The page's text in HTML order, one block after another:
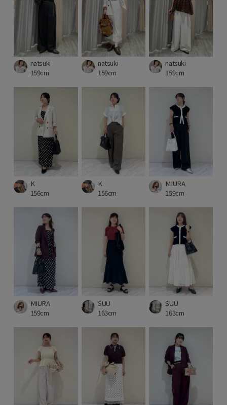
natsuki
159cm
natsuki
159cm
natsuki
159cm
K
156cm
K
156cm
MIURA
159cm
MIURA
159cm
SUU
163cm
SUU
163cm